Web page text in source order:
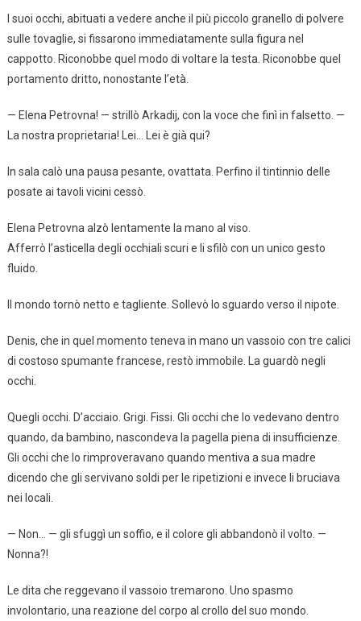
I suoi occhi, abituati a vedere anche il più piccolo granello di polvere
sulle tovaglie, si fissarono immediatamente sulla figura nel
cappotto. Riconobbe quel modo di voltare la testa. Riconobbe quel
portamento dritto, nonostante l’età.
— Elena Petrovna! — strillò Arkadij, con la voce che finì in falsetto. —
La nostra proprietaria! Lei… Lei è già qui?
In sala calò una pausa pesante, ovattata. Perfino il tintinnio delle
posate ai tavoli vicini cessò.
Elena Petrovna alzò lentamente la mano al viso.
Afferrò l’asticella degli occhiali scuri e li sfilò con un unico gesto
fluido.
Il mondo tornò netto e tagliente. Sollevò lo sguardo verso il nipote.
Denis, che in quel momento teneva in mano un vassoio con tre calici
di costoso spumante francese, restò immobile. La guardò negli
occhi.
Quegli occhi. D’acciaio. Grigi. Fissi. Gli occhi che lo vedevano dentro
quando, da bambino, nascondeva la pagella piena di insufficienze.
Gli occhi che lo rimproveravano quando mentiva a sua madre
dicendo che gli servivano soldi per le ripetizioni e invece li bruciava
nei locali.
— Non… — gli sfuggì un soffio, e il colore gli abbandonò il volto. —
Nonna?!
Le dita che reggevano il vassoio tremarono. Uno spasmo
involontario, una reazione del corpo al crollo del suo mondo.